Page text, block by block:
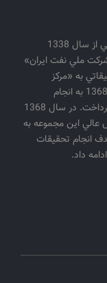
با هدف تحقيق و توسعه در زمينه كاربرد مواد نفتي از سال 1338
ملي نفت ايران»
به «مركز
پژوهش و خدمات علمي» تغيير يافت و تا سال 1368 به انجام
فعاليت‌هاي خود در راستاي اهداف تعيين شده پرداخت. در سال 1368
اين مجموعه به
انجام تحقيقات
داد.